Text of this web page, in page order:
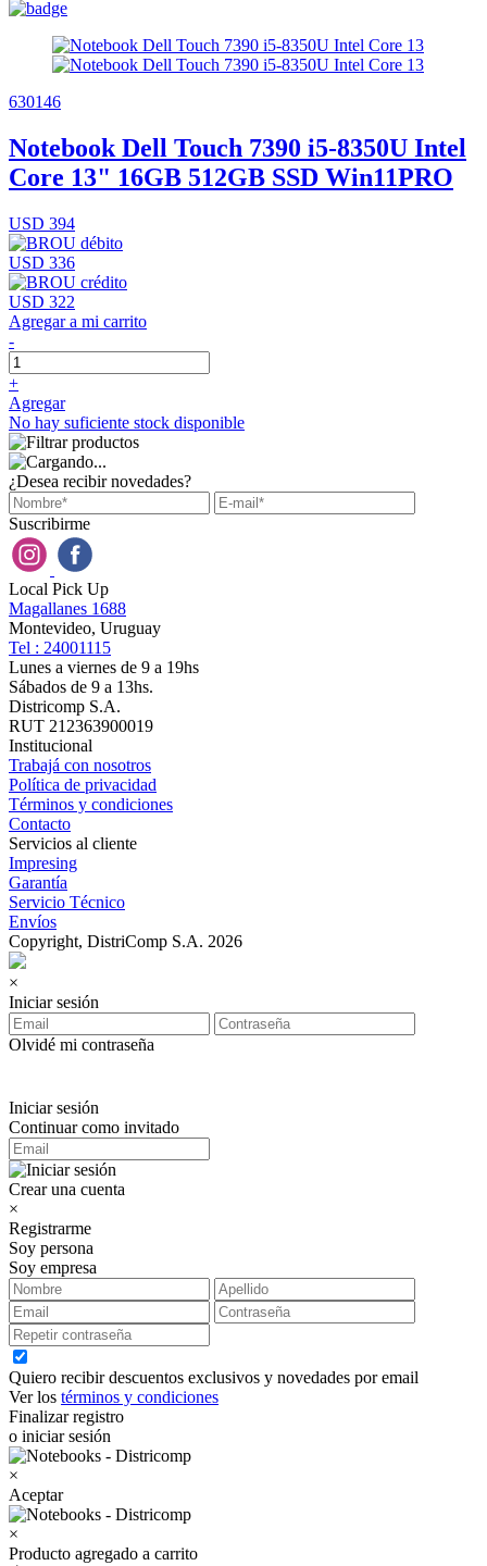
630146
Notebook Dell Touch 7390 i5-8350U Intel
Core 13" 16GB 512GB SSD Win11PRO
USD 394
USD 336
USD 322
Agregar a mi carrito
-
+
Agregar
No hay suficiente stock disponible
¿Desea recibir novedades?
Suscribirme
Local Pick Up
Magallanes 1688
Montevideo, Uruguay
Tel : 24001115
Lunes a viernes de 9 a 19hs
Sábados de 9 a 13hs.
Districomp S.A.
RUT 212363900019
Institucional
Trabajá con nosotros
Política de privacidad
Términos y condiciones
Contacto
Servicios al cliente
Impresing
Garantía
Servicio Técnico
Envíos
Copyright, DistriComp S.A. 2026
×
Iniciar sesión
Olvidé mi contraseña
Iniciar sesión
Continuar como invitado
Crear una cuenta
×
Registrarme
Soy persona
Soy empresa
Quiero recibir descuentos exclusivos y novedades por email
Ver los términos y condiciones
Finalizar registro
o iniciar sesión
×
Aceptar
×
Producto agregado a carrito